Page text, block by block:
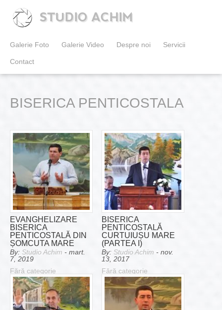
STUDIO ACHIM
Galerie Foto Galerie Video Despre noi Servicii
Contact
BISERICA PENTICOSTALA
EVANGHELIZARE
BISERICA
PENTICOSTALĂ DIN
ȘOMCUTA MARE
By: Studio Achim - mart.
7, 2019
Fără categorie
BISERICA
PENTICOSTALĂ
CURTUIUȘU MARE
(PARTEA I)
By: Studio Achim - nov.
13, 2017
Fără categorie